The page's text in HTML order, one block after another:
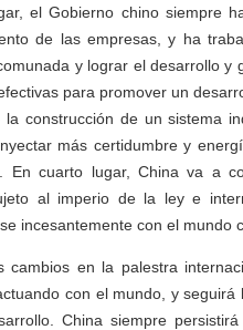
el Gobierno chino siempre
de las empresas, y ha
y lograr el desarrollo y
para promover un
construcción de un sistema
más certidumbre y
En cuarto lugar, China va a
al imperio de la ley e
incesantemente con el mundo
en la palestra
con el mundo, y
China siempre